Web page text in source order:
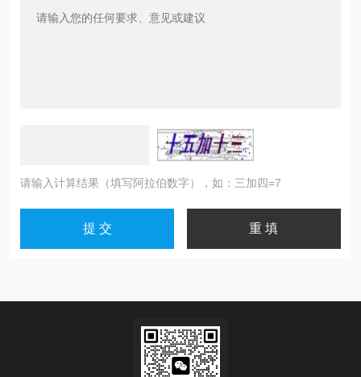
请输入计算结果（填写阿拉伯数字），如：三加四=7